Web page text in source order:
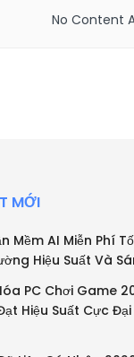
No Content
MỚI
Mềm AI Miễn Phí
Hiệu Suất Và
PC Chơi Game
Hiệu Suất Cực